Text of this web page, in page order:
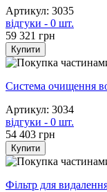
Артикул: 3035
відгуки - 0 шт.
59 321 грн
Купити
Система очищення
Артикул: 3034
відгуки - 0 шт.
54 403 грн
Купити
Фільтр для